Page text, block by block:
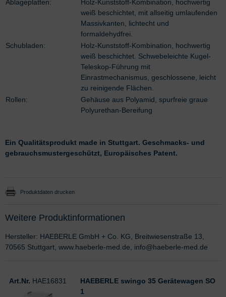
Ablageplatten:
Holz-Kunststoff-Kombination, hochwertig
weiß beschichtet, mit allseitig umlaufenden
Massivkanten, lichtecht und
formaldehydfrei.
Schubladen:
Holz-Kunststoff-Kombination, hochwertig
weiß beschichtet. Schwebeleichte Kugel-
Teleskop-Führung mit
Einrastmechanismus, geschlossene, leicht
zu reinigende Flächen.
Rollen:
Gehäuse aus Polyamid, spurfreie graue
Polyurethan-Bereifung
Ein Qualitätsprodukt made in Stuttgart. Geschmacks- und
gebrauchsmustergeschützt, Europäisches Patent.
Produktdaten drucken
Weitere Produktinformationen
Hersteller: HAEBERLE GmbH + Co. KG, Breitwiesenstraße 13,
70565 Stuttgart, www.haeberle-med.de, info@haeberle-med.de
Art.Nr. HAE16831
HAEBERLE swingo 35 Gerätewagen SO
1